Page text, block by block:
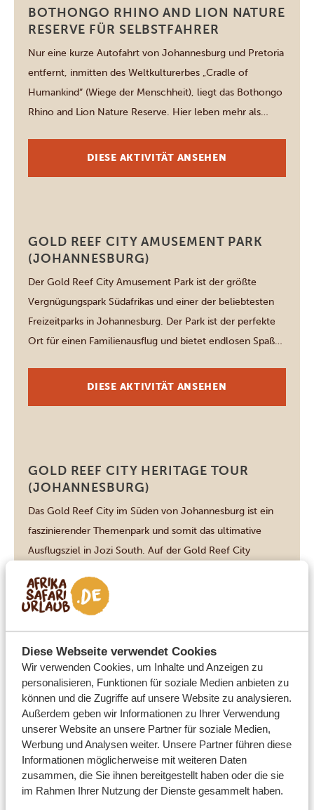
Diese Webseite verwendet Cookies
Wir verwenden Cookies, um Inhalte und Anzeigen zu
personalisieren, Funktionen für soziale Medien anbieten zu
können und die Zugriffe auf unsere Website zu analysieren.
Außerdem geben wir Informationen zu Ihrer Verwendung
unserer Website an unsere Partner für soziale Medien,
Werbung und Analysen weiter. Unsere Partner führen diese
Informationen möglicherweise mit weiteren Daten
zusammen, die Sie ihnen bereitgestellt haben oder die sie
im Rahmen Ihrer Nutzung der Dienste gesammelt haben.
Johannesburg
BOTHONGO RHINO AND LION NATURE
RESERVE FÜR SELBSTFAHRER
Nur eine kurze Autofahrt von Johannesburg und Pretoria
entfernt, inmitten des Weltkulturerbes „Cradle of
Humankind“ (Wiege der Menschheit), liegt das Bothongo
Rhino and Lion Nature Reserve. Hier leben mehr als
Breitmaulnashorn, bis hin zu Geparden, Flusspferden und
DIESE AKTIVITÄT ANSEHEN
Johannesburg
GOLD REEF CITY AMUSEMENT PARK
(JOHANNESBURG)
Der Gold Reef City Amusement Park ist der größte
Vergnügungspark Südafrikas und einer der beliebtesten
Freizeitparks in Johannesburg. Der Park ist der perfekte
Ort für einen Familienausflug und bietet endlosen Spaß
aufregenden „Fear Factor“-Fahrgeschäften, 9
DIESE AKTIVITÄT ANSEHEN
Johannesburg
GOLD REEF CITY HERITAGE TOUR
(JOHANNESBURG)
Das Gold Reef City im Süden von Johannesburg ist ein
faszinierender Themenpark und somit das ultimative
Ausflugsziel in Jozi South. Auf der Gold Reef City
Johannesburg zurückversetzt. Denn bei diesem
interaktiven Erlebnis steigen Sie im Rahmen einer echten
Minentour 75 Meter unter die Erde, beobachten […]
DIESE AKTIVITÄT ANSEHEN
Cape Town
TWO OCEANS AQUARIUM IN KAPSTADT
Das Two Oceans Aquarium an der V&A Waterfront in
Kapstadt zeigt über 8.000 faszinierende Meerestiere aus
dem Atlantischen und Indischen Ozean. Von Haien und
Schildkröten bis hin zu Quallen, Seepferdchen und